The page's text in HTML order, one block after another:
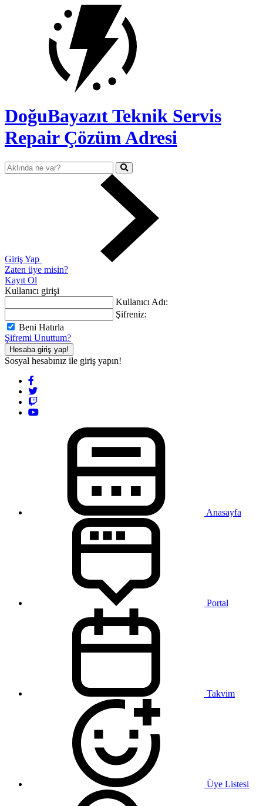
DoğuBayazıt Teknik Servis
Repair Çözüm Adresi
Giriş Yap
Zaten üye misin?
Kayıt Ol
Kullanıcı girişi
Kullanıcı Adı:
Şifreniz:
Beni Hatırla
Şifremi Unuttum?
Hesaba giriş yap!
Sosyal hesabınız ile giriş yapın!
Anasayfa
Portal
Takvim
Üye Listesi